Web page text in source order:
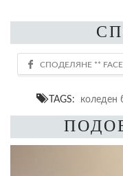
TAGS: коледен